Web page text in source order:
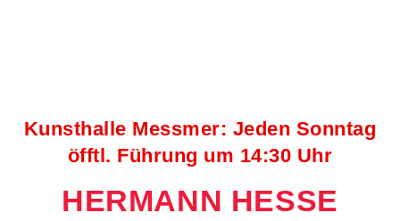
Kunsthalle Messmer: Jeden Sonntag
öfftl. Führung um 14:30 Uhr
HERMANN HESSE